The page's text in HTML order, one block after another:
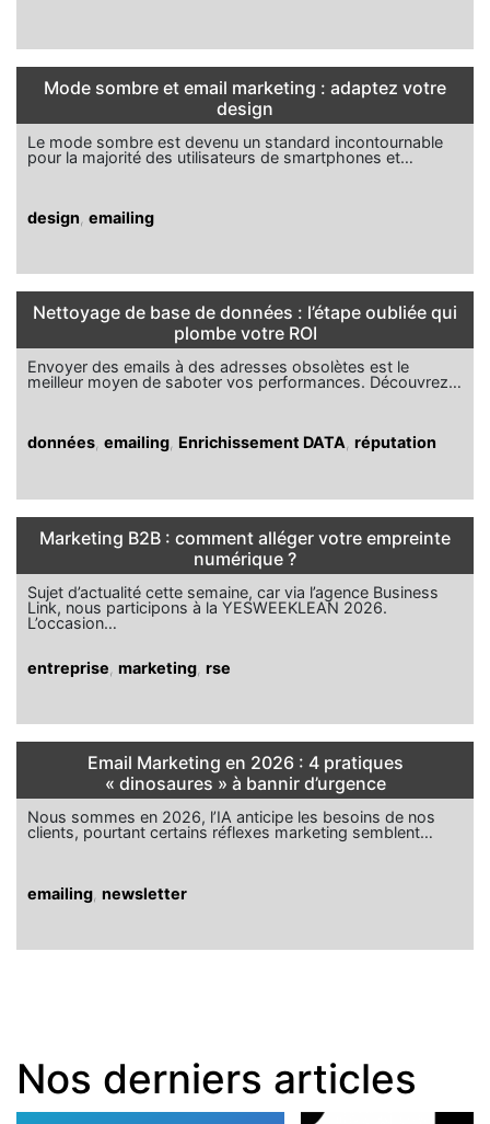
Mode sombre et email marketing : adaptez votre
design
Le mode sombre est devenu un standard incontournable
pour la majorité des utilisateurs de smartphones et…
design emailing
Nettoyage de base de données : l’étape oubliée qui
plombe votre ROI
Envoyer des emails à des adresses obsolètes est le
meilleur moyen de saboter vos performances. Découvrez…
données emailing Enrichissement DATA réputation
Marketing B2B : comment alléger votre empreinte
numérique ?
Sujet d’actualité cette semaine, car via l’agence Business
Link, nous participons à la YESWEEKLEAN 2026.
L’occasion…
entreprise marketing rse
Email Marketing en 2026 : 4 pratiques
« dinosaures » à bannir d’urgence
Nous sommes en 2026, l’IA anticipe les besoins de nos
clients, pourtant certains réflexes marketing semblent…
emailing newsletter
Nos derniers articles